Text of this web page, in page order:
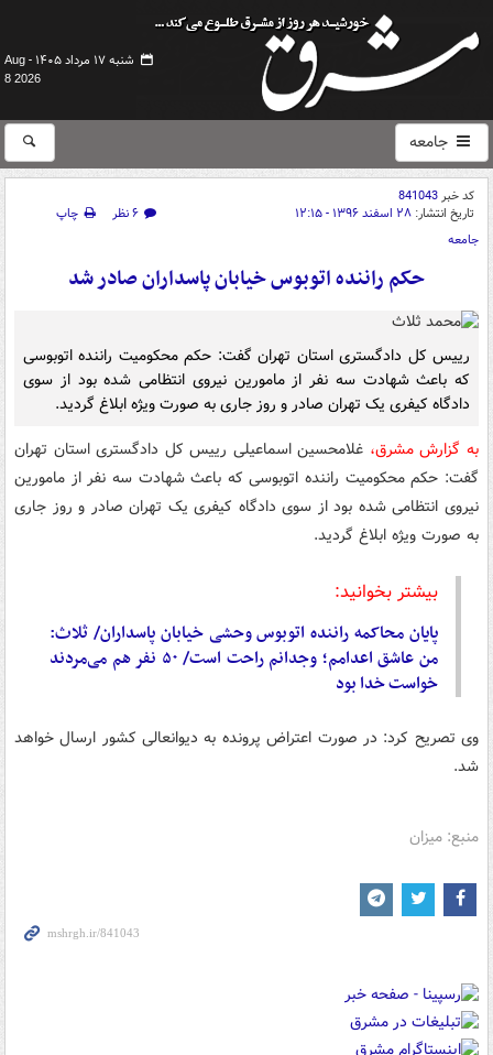
شنبه ۱۷ مرداد ۱۴۰۵ -
Aug
8 2026
جامعه
کد خبر841043
تاریخ انتشار: ۲۸ اسفند ۱۳۹۶ - ۱۲:۱۵ ۶ نظر
چاپ
جامعه
حکم راننده اتوبوس خیابان پاسداران صادر شد
رییس کل دادگستری استان تهران گفت: حکم محکومیت راننده اتوبوسی
که باعث شهادت سه نفر از مامورین نیروی انتظامی شده بود از سوی
دادگاه کیفری یک تهران صادر و روز جاری به صورت ویژه ابلاغ گردید.
به گزارش مشرق، غلامحسین اسماعیلی رییس کل دادگستری استان تهران
گفت: حکم محکومیت راننده اتوبوسی که باعث شهادت سه نفر از مامورین
نیروی انتظامی شده بود از سوی دادگاه کیفری یک تهران صادر و روز جاری
به صورت ویژه ابلاغ گردید.
بیشتر بخوانید:
پایان محاکمه راننده اتوبوس وحشی خیابان پاسداران/ ثلاث:
من عاشق اعدامم؛ وجدانم راحت است/ ۵۰ نفر هم می‌مردند
خواست خدا بود
وی تصریح کرد: در صورت اعتراض پرونده به دیوانعالی کشور ارسال خواهد
شد.
منبع: میزان